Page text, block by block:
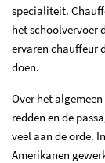
specialiteit.
het schoolvervoer
ervaren chauffeur
doen.
Over het
redden en de
veel aan de orde.
Amerikanen